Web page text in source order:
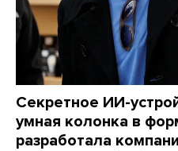
Секретное ИИ-
умная колонка в
разработала